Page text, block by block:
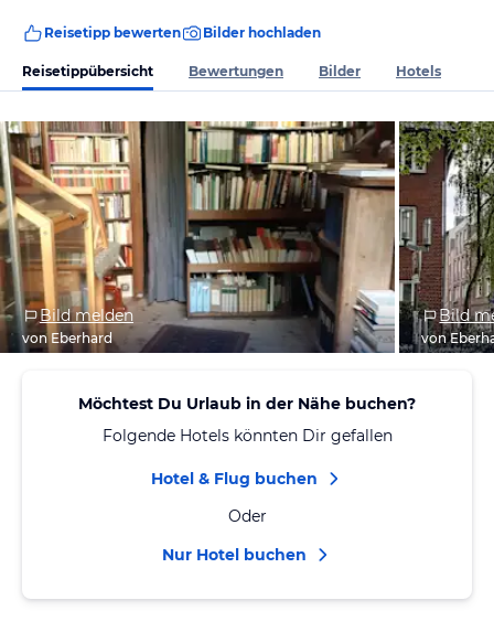
Reisetipp bewerten Bilder hochladen
Reisetippübersicht Bewertungen Bilder Hotels
Bild melden
von Eberhard
Bild
von
Möchtest Du Urlaub in der Nähe buchen?
Folgende Hotels könnten Dir gefallen
Hotel & Flug buchen
Oder
Nur Hotel buchen